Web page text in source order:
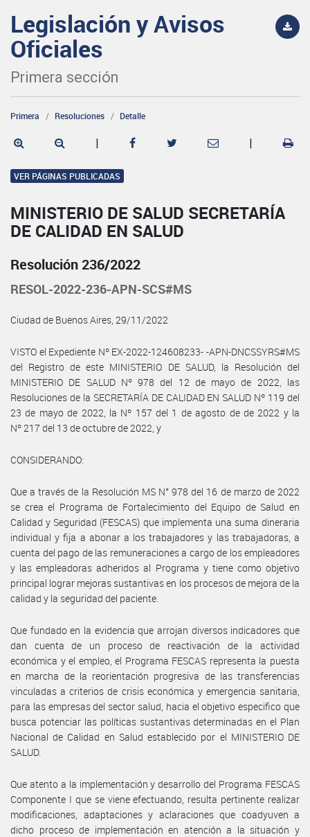
Legislación y Avisos
Oficiales
Primera sección
Primera Resoluciones Detalle
| |
VER PÁGINAS PUBLICADAS
MINISTERIO DE SALUD SECRETARÍA
DE CALIDAD EN SALUD
Resolución 236/2022
RESOL-2022-236-APN-SCS#MS
Ciudad de Buenos Aires, 29/11/2022
VISTO el Expediente Nº EX-2022-124608233- -APN-DNCSSYRS#MS
del Registro de este MINISTERIO DE SALUD, la Resolución del
MINISTERIO DE SALUD Nº 978 del 12 de mayo de 2022, las
Resoluciones de la SECRETARÍA DE CALIDAD EN SALUD Nº 119 del
23 de mayo de 2022, la Nº 157 del 1 de agosto de de 2022 y la
Nº 217 del 13 de octubre de 2022, y
CONSIDERANDO:
Que a través de la Resolución MS N° 978 del 16 de marzo de 2022
se crea el Programa de Fortalecimiento del Equipo de Salud en
Calidad y Seguridad (FESCAS) que implementa una suma dineraria
individual y fija a abonar a los trabajadores y las trabajadoras, a
cuenta del pago de las remuneraciones a cargo de los empleadores
y las empleadoras adheridos al Programa y tiene como objetivo
principal lograr mejoras sustantivas en los procesos de mejora de la
calidad y la seguridad del paciente.
Que fundado en la evidencia que arrojan diversos indicadores que
dan cuenta de un proceso de reactivación de la actividad
económica y el empleo, el Programa FESCAS representa la puesta
en marcha de la reorientación progresiva de las transferencias
vinculadas a criterios de crisis económica y emergencia sanitaria,
para las empresas del sector salud, hacia el objetivo especifico que
busca potenciar las políticas sustantivas determinadas en el Plan
Nacional de Calidad en Salud establecido por el MINISTERIO DE
SALUD.
Que atento a la implementación y desarrollo del Programa FESCAS
Componente I que se viene efectuando, resulta pertinente realizar
modificaciones, adaptaciones y aclaraciones que coadyuven a
dicho proceso de implementación en atención a la situación y